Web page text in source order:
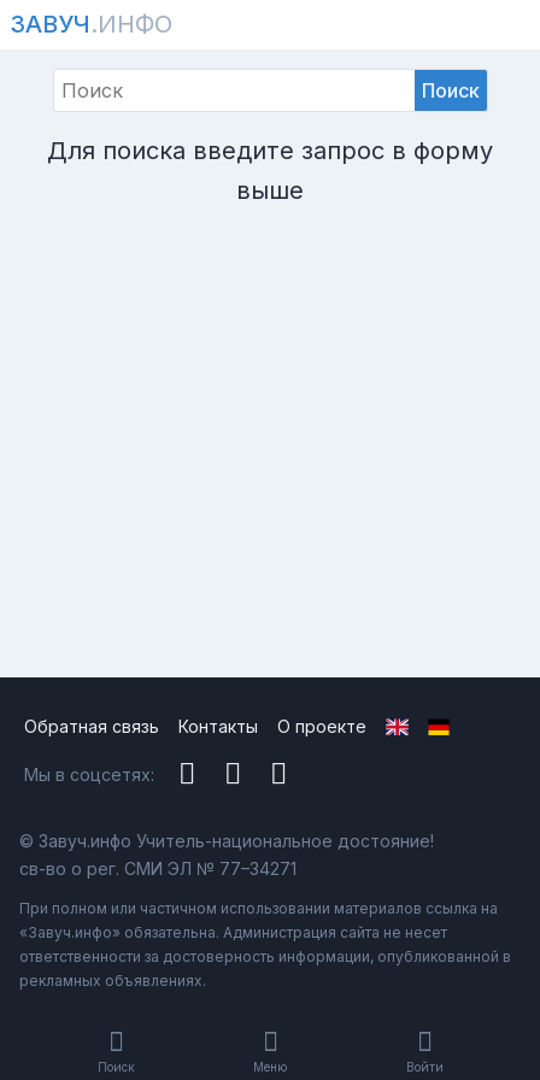
ЗАВУЧ.ИНФО
Поиск
Для поиска введите запрос в форму
выше
Обратная связь Контакты О проекте
Мы в соцсетях:
© Завуч.инфо Учитель-национальное достояние!
св-во о рег. СМИ ЭЛ № 77–34271
При полном или частичном использовании материалов ссылка на
«Завуч.инфо» обязательна. Администрация сайта не несет
ответственности за достоверность информации, опубликованной в
рекламных объявлениях.
Поиск Меню Войти